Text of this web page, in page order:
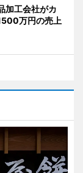
加工会社がカ
万円の売上